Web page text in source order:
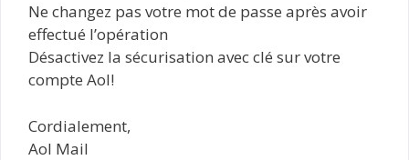
Ne changez pas votre mot de passe après avoir
effectué l’opération
Désactivez la sécurisation avec clé sur votre
compte Aol!
Cordialement,
Aol Mail